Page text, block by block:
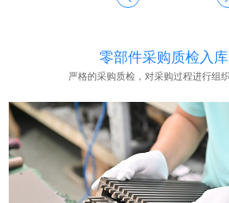
零部件采购质检入
严格的采购质检，对采购过程进行组